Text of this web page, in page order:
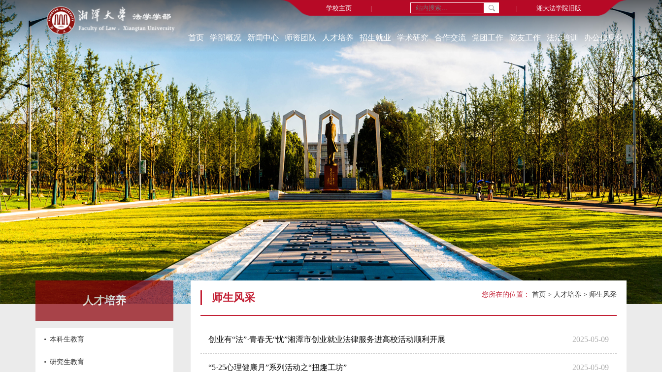
学校主页 | | 湘大法学院旧版
首页 学部概况
机构设置
学部宣传片
部长寄语
新闻中心 师资团队
在职教师
人才培养
本科生教育
研究生教育
实践教学
线上法学实验室
课程建设
招生就业
招生工作
就业工作
学术研究
科研成果
博士后流动站
学术交流
学术动态
科研动态
自办刊物
学术预告
合作交流 党团工作
通知公告
组织机构
教工党建
学生党建
学生活动
奖助贷补
学习园地
教代会、工代会
关工委
院友工作
院友新闻
院友会
毕业视频
院友名录
院友基金
法治培训
中心概况
学习资源
联系我们
培训动态
办公信息化
人才培养
· 本科生教育
· 研究生教育
师生风采 您所在的位置： 首页 > 人才培养 > 师生风采
创业有“法”·青春无“忧”湘潭市创业就业法律服务进高校活动顺利开展 2025-05-09
“5·25心理健康月”系列活动之“扭趣工坊” 2025-05-09